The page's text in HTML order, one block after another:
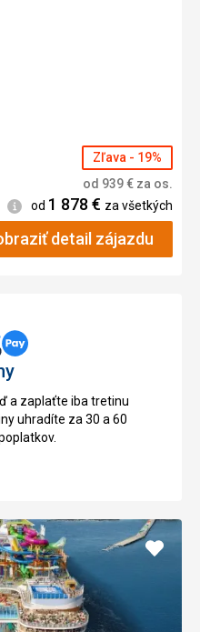
Zľava - 19%
od 939€ za os.
Informácie
od 1 878 € za všetkých
detail zájazdu
a zaplaťte iba tretinu
uhradíte za 30 a 60
Pridať